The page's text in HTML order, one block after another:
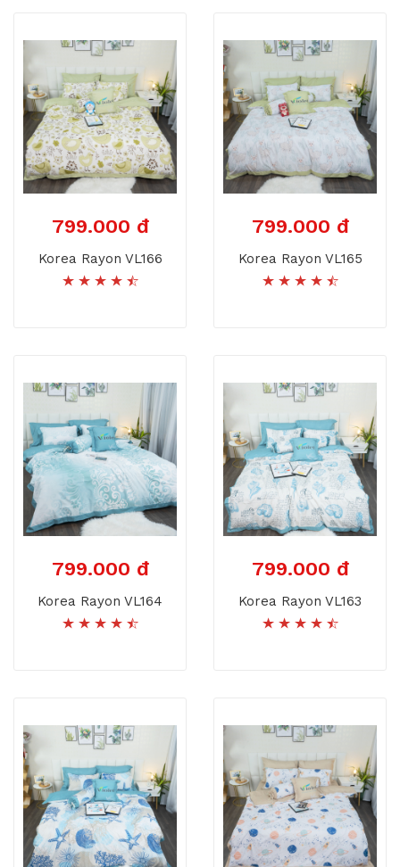
799.000 đ
Korea Rayon VL166
799.000 đ
Korea Rayon VL165
799.000 đ
Korea Rayon VL164
799.000 đ
Korea Rayon VL163